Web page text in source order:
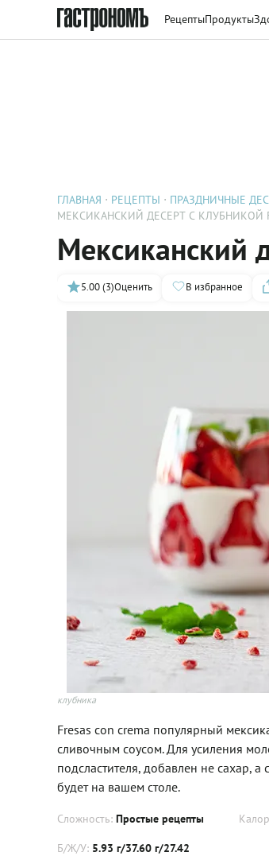
РецептыПродукты
ГЛАВНАЯ РЕЦЕПТЫ
ПРАЗДНИЧНЫЕ
МЕКСИКАНСКИЙ ДЕСЕРТ С КЛУБНИКОЙ
Мексиканский
5.00 (3)Оценить В избранное
клубника
Fresas con crema популярный
сливочным соусом. Для усиления
подсластителя, добавлен не сахар,
будет на вашем столе.
Сложность: Простые рецепты
Б/Ж/У: 5.93 г/37.60 г/27.42